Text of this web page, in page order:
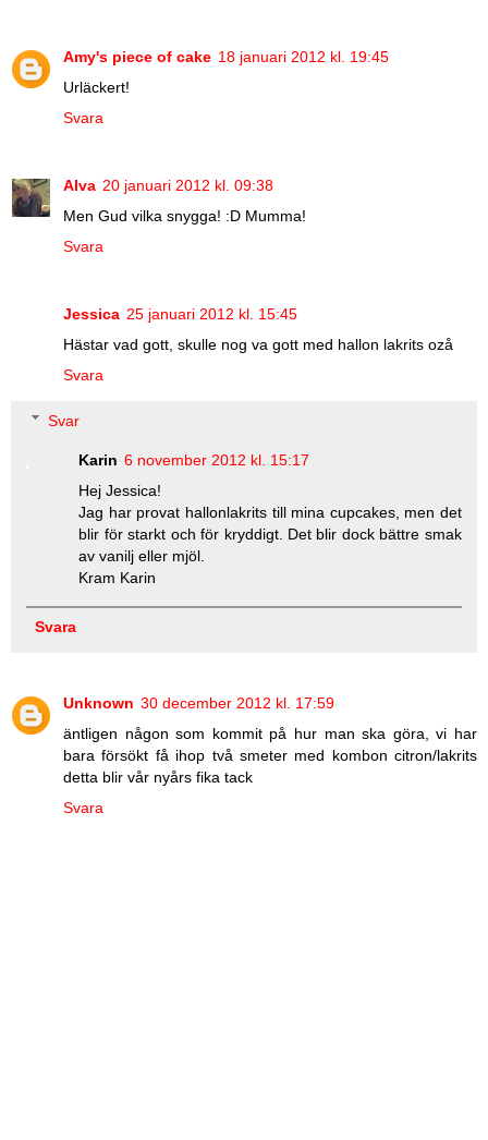
Amy's piece of cake 18 januari 2012 kl. 19:45
Urläckert!
Svara
Alva 20 januari 2012 kl. 09:38
Men Gud vilka snygga! :D Mumma!
Svara
Jessica 25 januari 2012 kl. 15:45
Hästar vad gott, skulle nog va gott med hallon lakrits ozå
Svara
Svar
Karin 6 november 2012 kl. 15:17
Hej Jessica!
Jag har provat hallonlakrits till mina cupcakes, men det
blir för starkt och för kryddigt. Det blir dock bättre smak
av vanilj eller mjöl.
Kram Karin
Svara
Unknown 30 december 2012 kl. 17:59
äntligen någon som kommit på hur man ska göra, vi har
bara försökt få ihop två smeter med kombon citron/lakrits
detta blir vår nyårs fika tack
Svara